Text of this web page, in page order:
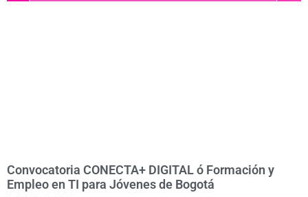
Convocatoria CONECTA+ DIGITAL ó Formación y
Empleo en TI para Jóvenes de Bogotá